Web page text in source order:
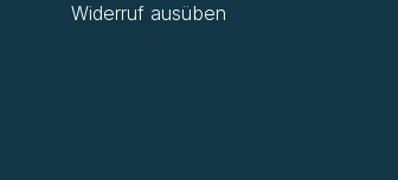
Widerruf ausüben